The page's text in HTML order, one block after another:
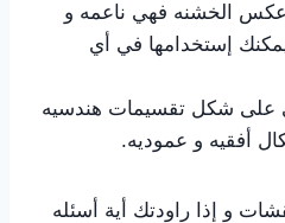
الخشنه فهي ناعمه و
إستخدامها في أي
على شكل تقسيمات هندسيه
أفقيه و عموديه.
و إذا راودتك أية أسئله